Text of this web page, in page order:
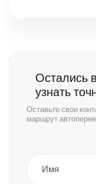
Остались
узнать
Оставьте свои
маршрут